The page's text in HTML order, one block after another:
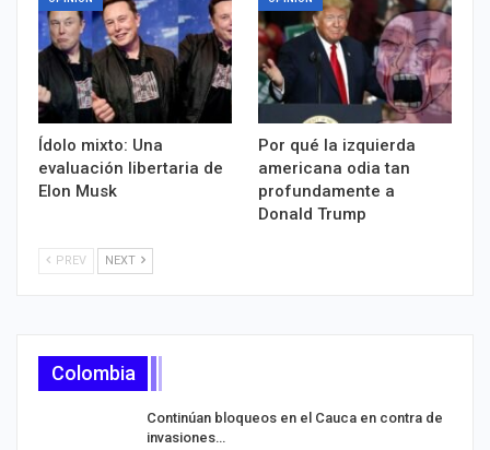
Ídolo mixto: Una
evaluación libertaria de
Elon Musk
Por qué la izquierda
americana odia tan
profundamente a
Donald Trump
PREV NEXT
Colombia
Continúan bloqueos en el Cauca en contra de
invasiones…